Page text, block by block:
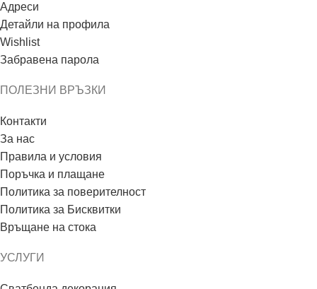
Адреси
Детайли на профила
Wishlist
Забравена парола
ПОЛЕЗНИ ВРЪЗКИ
Контакти
За нас
Правила и условия
Поръчка и плащане
Политика за поверителност
Политика за Бисквитки
Връщане на стока
УСЛУГИ